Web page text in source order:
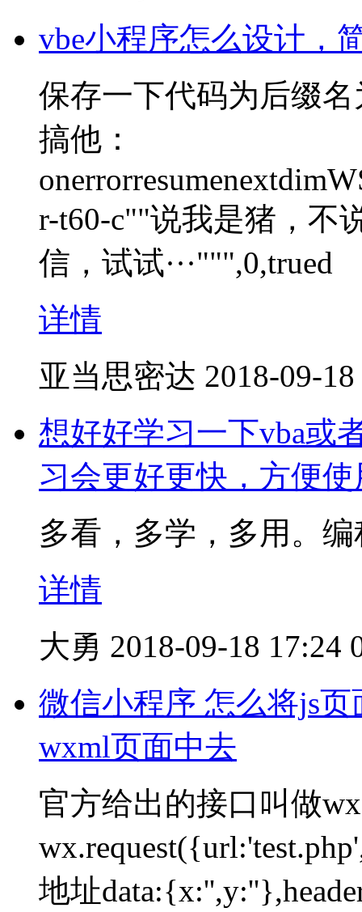
vbe小程序怎么设计，
保存一下代码为后缀
搞他：
r-t60-c""说我是猪，不
信，试试···""",0,trued
详情
亚当思密达 2018-09-
想好好学习一下vba或
习会更好更快，方便使
多看，多学，多用。
详情
大勇 2018-09-18 17:24
微信小程序 怎么将js页
wxml页面中去
官方给出的接口叫做
地址